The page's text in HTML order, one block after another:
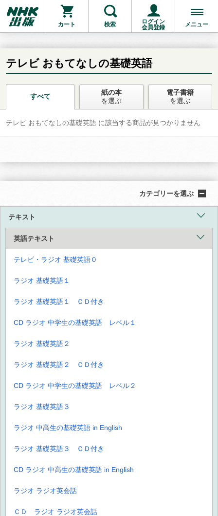
カート 検索
ログイン
会員登録
メニュー
お支払いに進む
他にも商品を買う
テレビ おもてなしの基礎英語
すべて
紙の本
を選ぶ
電子書籍
を選ぶ
テレビ おもてなしの基礎英語 に該当する商品が見つかりません
カテゴリーを選ぶ
テキスト
英語テキスト
テレビ・ラジオ 基礎英語０
ラジオ 基礎英語１
ラジオ 基礎英語１ ＣＤ付き
CD ラジオ 中学生の基礎英語 レベル１
ラジオ 基礎英語２
ラジオ 基礎英語２ ＣＤ付き
CD ラジオ 中学生の基礎英語 レベル２
ラジオ 基礎英語３
ラジオ 中高生の基礎英語 in English
ラジオ 基礎英語３ ＣＤ付き
CD ラジオ 中高生の基礎英語 in English
ラジオ ラジオ英会話
ＣＤ ラジオ ラジオ英会話